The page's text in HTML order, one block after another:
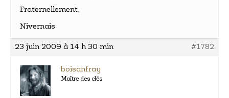
Fraternellement,
Nivernais
23 juin 2009 à 14 h 30 min #1782
boisanfray
Maître des clés